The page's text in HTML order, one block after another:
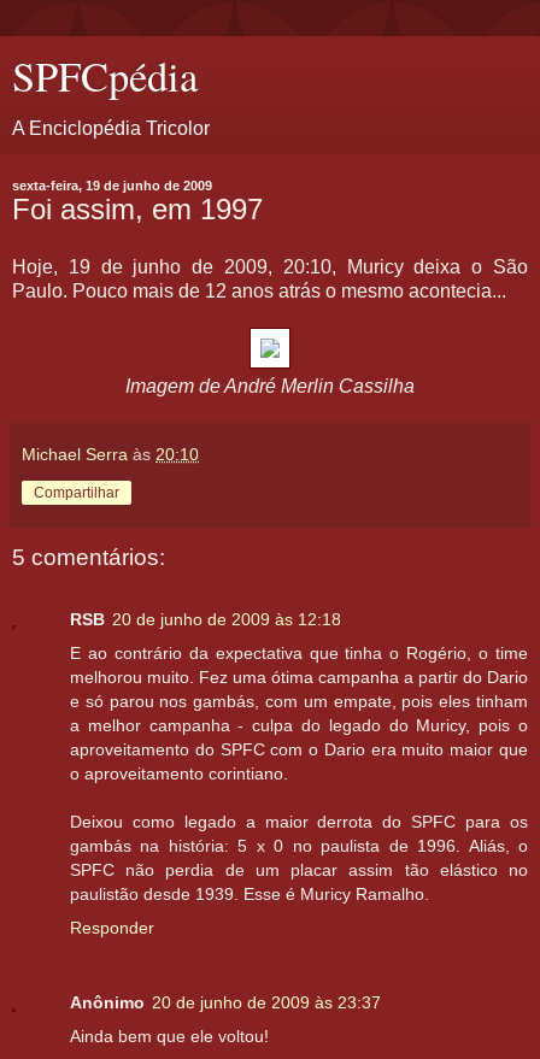
SPFCpédia
A Enciclopédia Tricolor
sexta-feira, 19 de junho de 2009
Foi assim, em 1997
Hoje, 19 de junho de 2009, 20:10, Muricy deixa o São
Paulo. Pouco mais de 12 anos atrás o mesmo acontecia...
Imagem de André Merlin Cassilha
Michael Serra às 20:10
Compartilhar
5 comentários:
RSB 20 de junho de 2009 às 12:18
E ao contrário da expectativa que tinha o Rogério, o time
melhorou muito. Fez uma ótima campanha a partir do Dario
e só parou nos gambás, com um empate, pois eles tinham
a melhor campanha - culpa do legado do Muricy, pois o
aproveitamento do SPFC com o Dario era muito maior que
o aproveitamento corintiano.
Deixou como legado a maior derrota do SPFC para os
gambás na história: 5 x 0 no paulista de 1996. Aliás, o
SPFC não perdia de um placar assim tão elástico no
paulistão desde 1939. Esse é Muricy Ramalho.
Responder
Anônimo 20 de junho de 2009 às 23:37
Ainda bem que ele voltou!